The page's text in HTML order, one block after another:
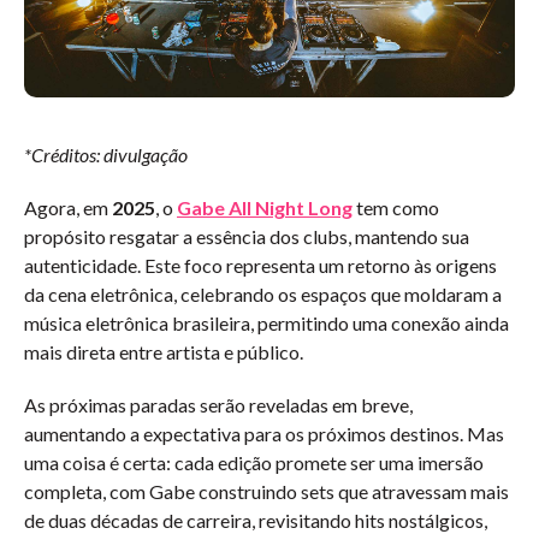
*Créditos: divulgação
Agora, em 2025, o Gabe All Night Longtem como
propósito resgatar a essência dos clubs, mantendo sua
autenticidade. Este foco representa um retorno às origens
da cena eletrônica, celebrando os espaços que moldaram a
música eletrônica brasileira, permitindo uma conexão ainda
mais direta entre artista e público.
As próximas paradas serão reveladas em breve,
aumentando a expectativa para os próximos destinos. Mas
uma coisa é certa: cada edição promete ser uma imersão
completa, com Gabe construindo sets que atravessam mais
de duas décadas de carreira, revisitando hits nostálgicos,